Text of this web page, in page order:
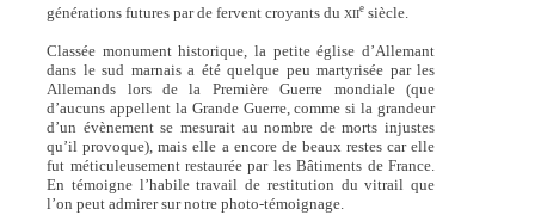
générations futures par de fervent croyants duXIIe siècle.
Classée monument historique, la petite église d’Allemant
dans le sud marnais a été quelque peu martyrisée par les
Allemands lors de la Première Guerre mondiale (que
d’aucuns appellent la Grande Guerre, comme si la grandeur
d’un évènement se mesurait au nombre de morts injustes
qu’il provoque), mais elle a encore de beaux restes car elle
fut méticuleusement restaurée par les Bâtiments de France.
En témoigne l’habile travail de restitution du vitrail que
l’on peut admirer sur notre photo-témoignage.